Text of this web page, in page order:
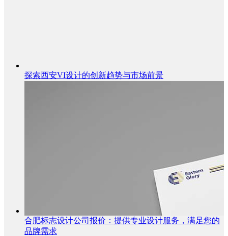
探索西安VI设计的创新趋势与市场前景
合肥标志设计公司报价：提供专业设计服务，满足您的
品牌需求